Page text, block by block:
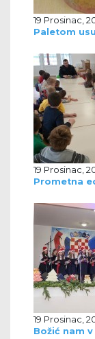
19 Prosinac,
Paletom
19 Prosinac,
Prometna
19 Prosinac,
Božić nam